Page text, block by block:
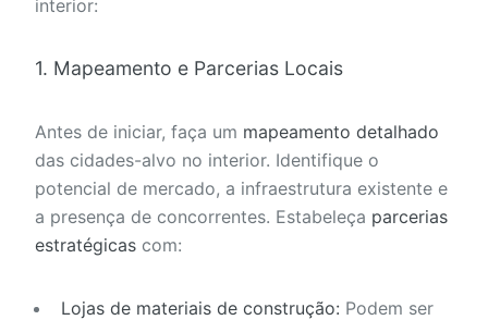
interior:
1. Mapeamento e Parcerias Locais
Antes de iniciar, faça um mapeamento detalhado
das cidades-alvo no interior. Identifique o
potencial de mercado, a infraestrutura existente e
a presença de concorrentes. Estabeleça parcerias
estratégicas com:
Lojas de materiais de construção: Podem ser